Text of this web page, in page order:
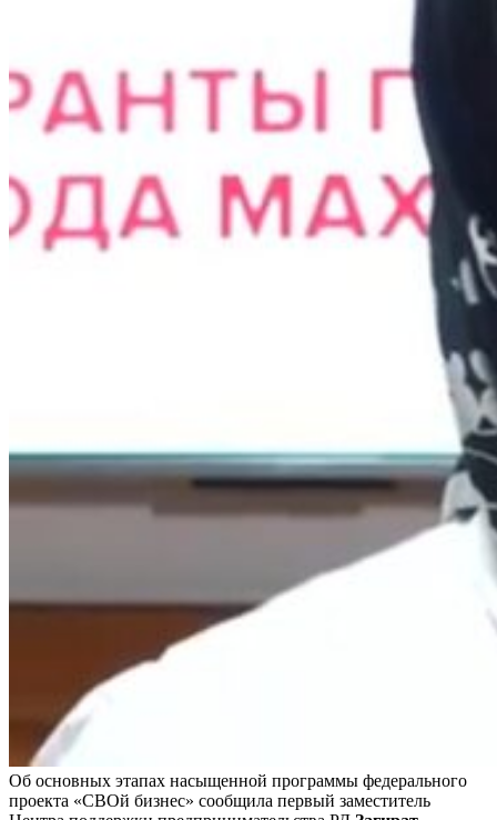
Об основных этапах насыщенной программы федерального
проекта «СВОй бизнес» сообщила первый заместитель